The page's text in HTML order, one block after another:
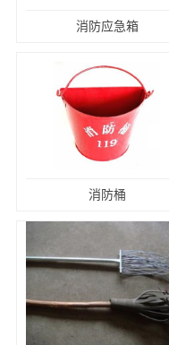
消防应急箱
消防桶